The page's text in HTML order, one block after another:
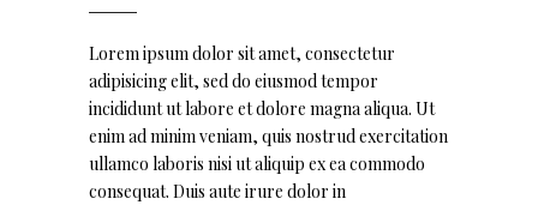
Lorem ipsum dolor sit amet, consectetur
adipisicing elit, sed do eiusmod tempor
incididunt ut labore et dolore magna aliqua. Ut
enim ad minim veniam, quis nostrud exercitation
ullamco laboris nisi ut aliquip ex ea commodo
consequat. Duis aute irure dolor in